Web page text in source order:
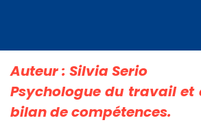
Auteur : Silvia Serio
Psychologue du travail et
bilan de compétences.